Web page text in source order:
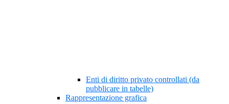
Enti di diritto privato controllati (da
pubblicare in tabelle)
Rappresentazione grafica